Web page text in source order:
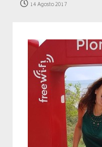
14 Agosto 2017